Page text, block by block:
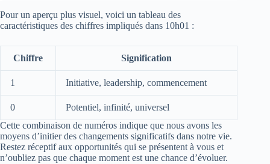
Pour un aperçu plus visuel, voici un tableau des
caractéristiques des chiffres impliqués dans 10h01 :
Chiffre Signification
1 Initiative, leadership, commencement
0
Potentiel, infinité, universel
Cette combinaison de numéros indique que nous avons les
moyens d’initier des changements significatifs dans notre vie.
Restez réceptif aux opportunités qui se présentent à vous et
n’oubliez pas que chaque moment est une chance d’évoluer.